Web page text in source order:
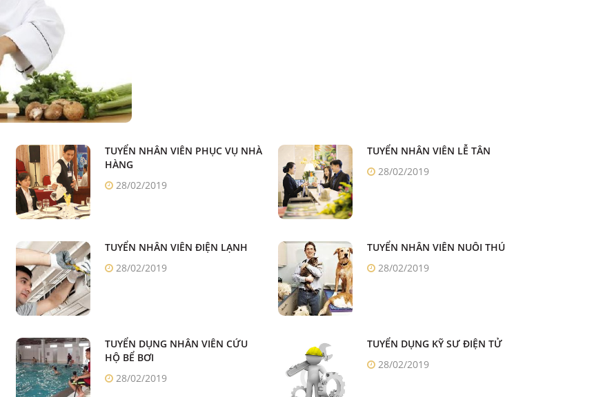
TUYỂN NHÂN VIÊN PHỤC VỤ NHÀ
HÀNG
28/02/2019
TUYỂN NHÂN VIÊN LỄ TÂN
28/02/2019
TUYỂN NHÂN VIÊN ĐIỆN LẠNH
28/02/2019
TUYỂN NHÂN VIÊN NUÔI THÚ
28/02/2019
TUYỂN DỤNG NHÂN VIÊN CỨU
HỘ BỂ BƠI
28/02/2019
TUYỂN DỤNG KỸ SƯ ĐIỆN TỬ
28/02/2019